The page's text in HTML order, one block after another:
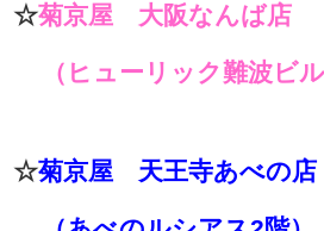
☆菊京屋 大阪なんば店
（ヒューリック難波ビル
☆菊京屋 天王寺あべの店